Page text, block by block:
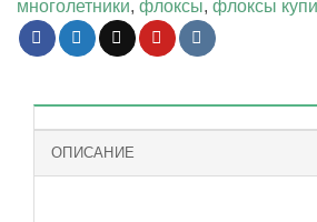
многолетники, флоксы, флоксы
ОПИСАНИЕ